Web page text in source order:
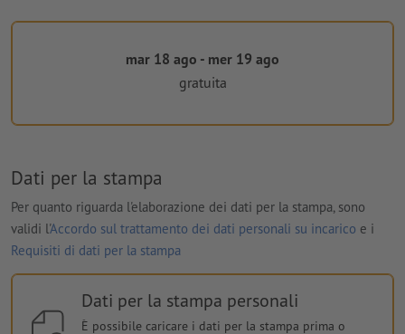
mar 18 ago - mer 19 ago
gratuita
Dati per la stampa
Per quanto riguarda l'elaborazione dei dati per la stampa, sono
validi l'Accordo sul trattamento dei dati personali su incarico e i
Requisiti di dati per la stampa
Dati per la stampa personali
È possibile caricare i dati per la stampa prima o